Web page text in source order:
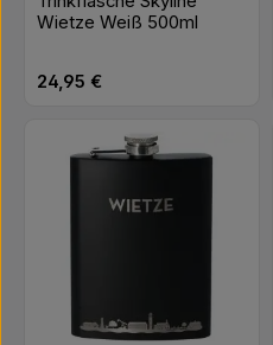
Wietze Weiß 500ml
Regulärer Preis:
24,95 €